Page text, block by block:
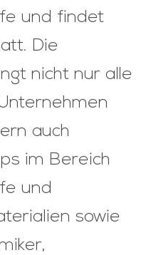
und findet
Die
nicht nur alle
auch
im Bereich
und
sowie